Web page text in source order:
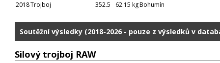
2018Trojboj 352.5 62.15 kgBohumín
Soutěžní výsledky (2018-2026 - pouze z výsledků v
Silový trojboj RAW